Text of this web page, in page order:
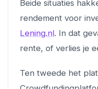
Beide situaties
rendement voor
Lening.nl. In dat
rente, of verlies je
Ten tweede het